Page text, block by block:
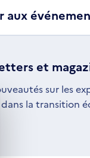
et
sur les
dans la transition